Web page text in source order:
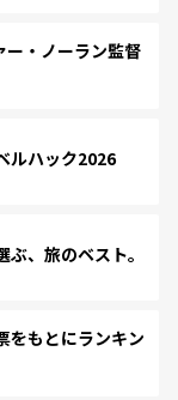
・ノーラン監督
ルハック2026
、旅のベスト。
もとにランキン